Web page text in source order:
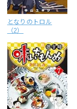
となりのトロル
（2）